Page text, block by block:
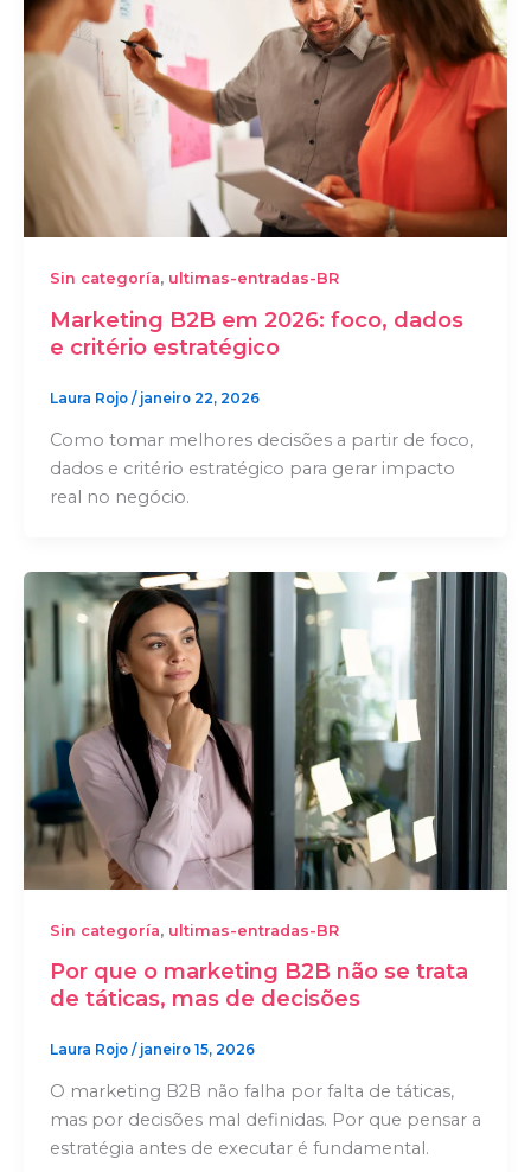
Sin categoría, ultimas-entradas-BR
Marketing B2B em 2026: foco, dados
e critério estratégico
Laura Rojo / janeiro 22, 2026
Como tomar melhores decisões a partir de foco,
dados e critério estratégico para gerar impacto
real no negócio.
Sin categoría, ultimas-entradas-BR
Por que o marketing B2B não se trata
de táticas, mas de decisões
Laura Rojo / janeiro 15, 2026
O marketing B2B não falha por falta de táticas,
mas por decisões mal definidas. Por que pensar a
estratégia antes de executar é fundamental.